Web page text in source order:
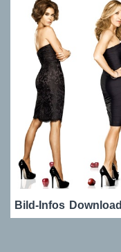
Bild-Infos Download